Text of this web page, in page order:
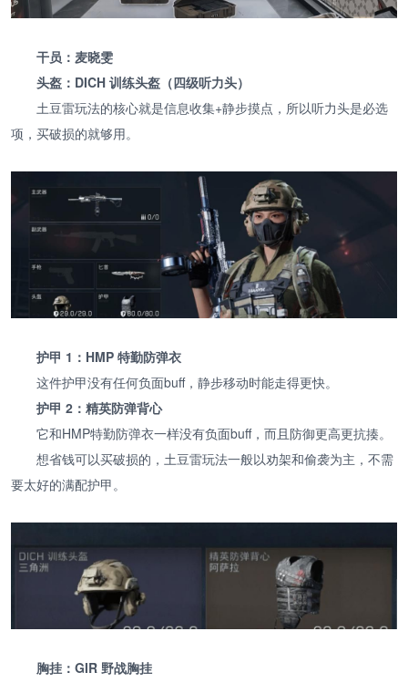
干员：麦晓雯
头盔：DICH 训练头盔（四级听力头）
土豆雷玩法的核心就是信息收集+静步摸点，所以听力头是必选
项，买破损的就够用。
护甲 1：HMP 特勤防弹衣
这件护甲没有任何负面buff，静步移动时能走得更快。
护甲 2：精英防弹背心
它和HMP特勤防弹衣一样没有负面buff，而且防御更高更抗揍。
想省钱可以买破损的，土豆雷玩法一般以劝架和偷袭为主，不需
要太好的满配护甲。
胸挂：GIR 野战胸挂